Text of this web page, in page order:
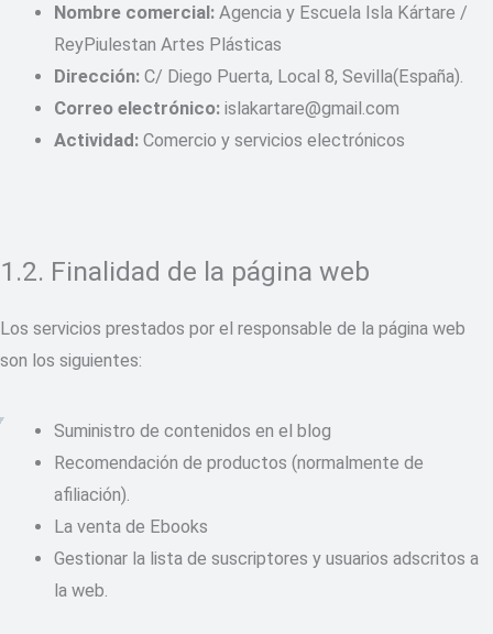
Nombre comercial: Agencia y Escuela Isla Kártare /
ReyPiulestan Artes Plásticas
Dirección: C/ Diego Puerta, Local 8, Sevilla(España).
Correo electrónico: islakartare@gmail.com
Actividad: Comercio y servicios electrónicos
1.2. Finalidad de la página web
Los servicios prestados por el responsable de la página web
son los siguientes:
Suministro de contenidos en el blog
Recomendación de productos (normalmente de
afiliación).
La venta de Ebooks
Gestionar la lista de suscriptores y usuarios adscritos a
la web.